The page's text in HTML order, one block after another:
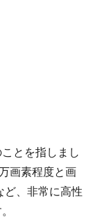
とを指しまし
画素程度と画
ど、非常に高性